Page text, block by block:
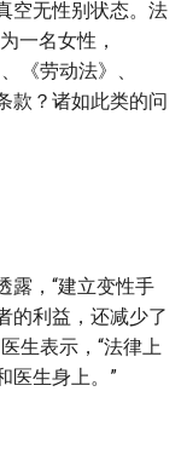
空无性别状态。法
一名女性，
《劳动法》、
款？诸如此类的问
露，“建立变性手
的利益，还减少了
生表示，“法律上
医生身上。”